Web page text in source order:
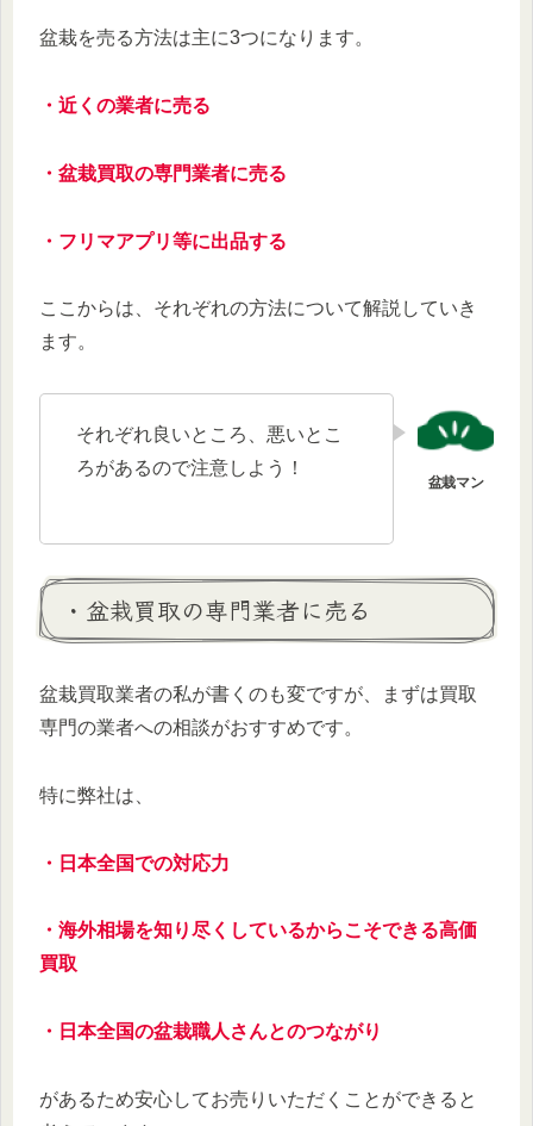
盆栽を売る方法は主に3つになります。
・近くの業者に売る
・盆栽買取の専門業者に売る
・フリマアプリ等に出品する
ここからは、それぞれの方法について解説していき
ます。
それぞれ良いところ、悪いとこ
ろがあるので注意しよう！
・盆栽買取の専門業者に売る
盆栽買取業者の私が書くのも変ですが、まずは買取
専門の業者への相談がおすすめです。
特に弊社は、
・日本全国での対応力
・海外相場を知り尽くしているからこそできる高価
買取
・日本全国の盆栽職人さんとのつながり
があるため安心してお売りいただくことができると